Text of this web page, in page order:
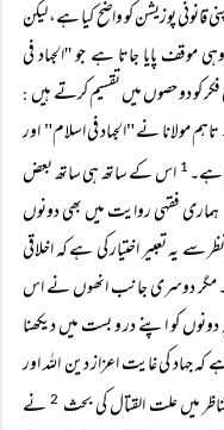
پوزیشن کو واضح کیا ہے، لیکن
پایا جاتا ہے جو ''الجہاد فی
کو دو حصوں میں تقسیم کرتے ہیں :
تاہم مولانا نے "الجہاد فی اسلام" اور
ہے۔ 1 اس کے ساتھ ہی ساتھ بعض
ہماری فقہی روایت میں بھی دونوں
یہ تعبیر اختیار کی ہے کہ اخلاقی
مگر دوسری جانب انھوں نے اس
کو اپنے در و بست میں دیکھنا
کہ جہاد کی غایت اعزاز دین اللہ اور
میں علت القتال کی بحث 2 نے